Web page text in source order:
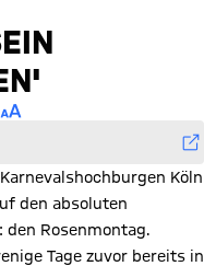
Köln
den absoluten
den Rosenmontag.
Tage zuvor bereits in